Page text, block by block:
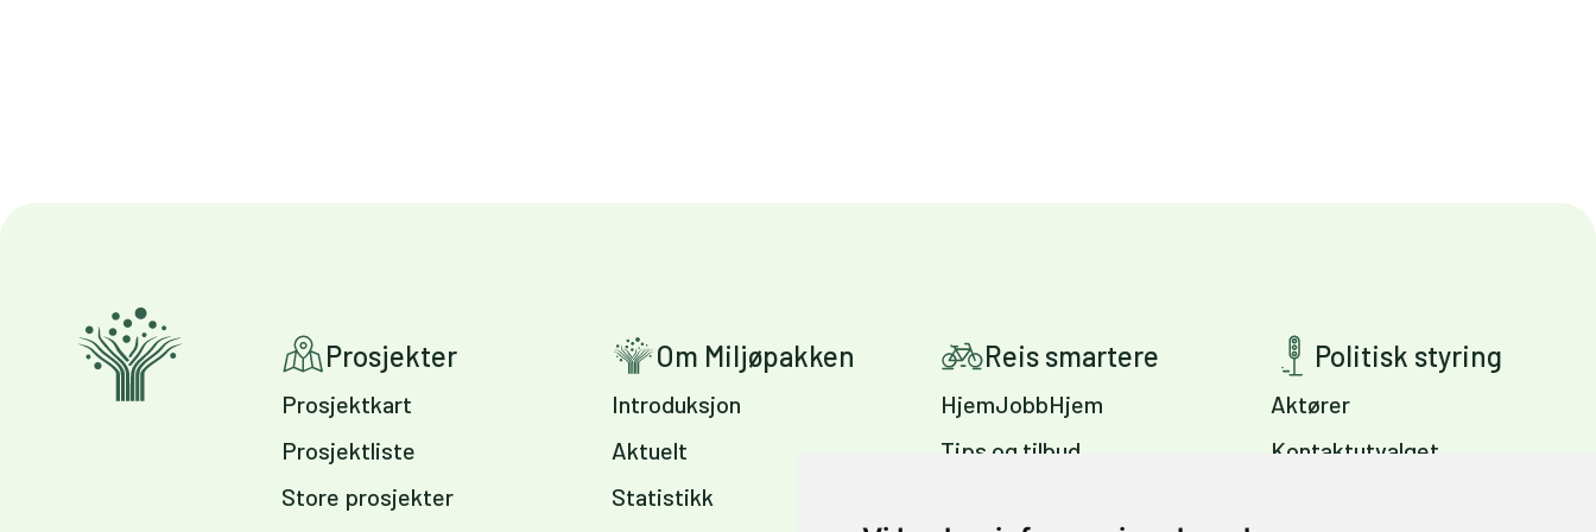
Prosjekter
Prosjektkart
Prosjektliste
Store prosjekter
Om Miljøpakken
Introduksjon
Aktuelt
Statistikk
Reis smartere
HjemJobbHjem
Tips og tilbud
arbeidsplass
Politisk styring
Aktører
Kontaktutvalget